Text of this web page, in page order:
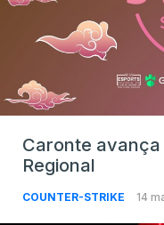
Caronte avança
Regional
COUNTER-STRIKE 14